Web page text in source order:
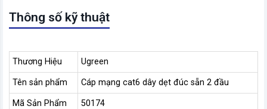
Thông số kỹ thuật
Thương Hiệu Ugreen
Tên sản phẩm Cáp mạng cat6 dây dẹt đúc sẵn 2 đầu
Mã Sản Phẩm 50174